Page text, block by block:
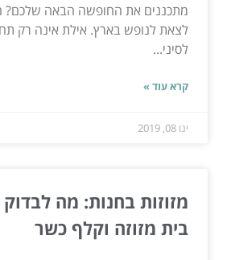
מתכננים את החופשה הבאה שלכם?
לצאת לנופש בארץ. אילת אינה רק
לסיני...
קרא עוד »
ינו 08, 2019
מזוזות בחנות: מה לבדוק
בית מזוזה וקלף כשר